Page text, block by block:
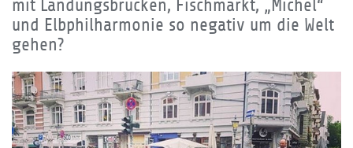
mit Landungsbrücken, Fischmarkt, „Michel“
und Elbphilharmonie so negativ um die Welt
gehen?